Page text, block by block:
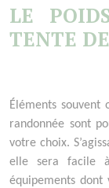
LE
TENTE
Éléments
randonnée sont
votre choix.
elle sera facile
équipements dont